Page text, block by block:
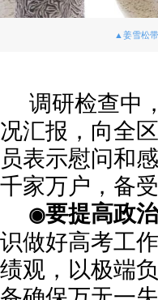
▲姜雪松
调研检查中
况汇报，向全
员表示慰问和
千家万户，备
◉要提高政
识做好高考工
绩观，以极端